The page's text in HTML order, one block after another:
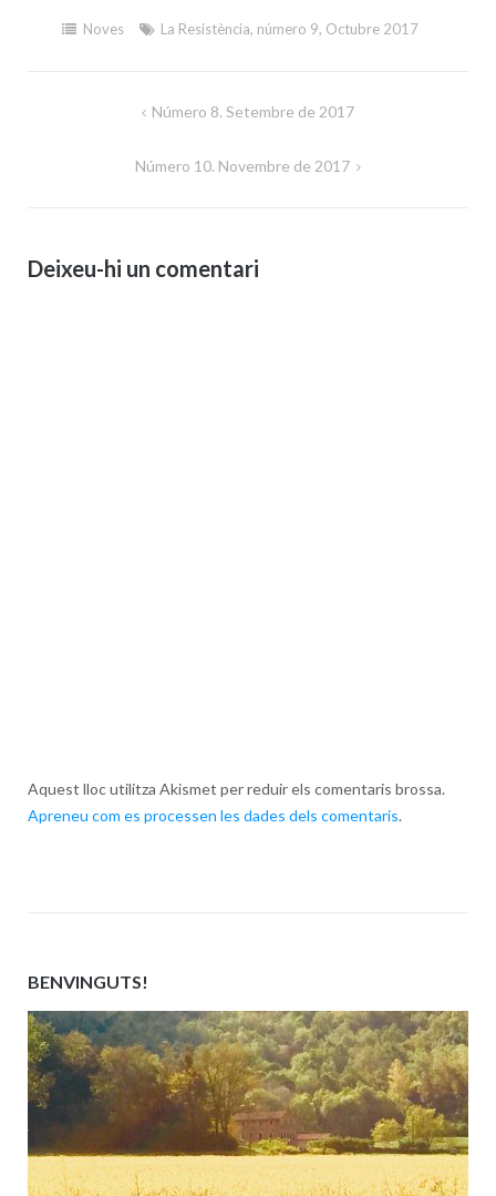
Noves La Resistència, número 9, Octubre 2017
Navegació Número 8. Setembre de 2017
Número 10. Novembre de 2017
Deixeu-hi un comentari
Aquest lloc utilitza Akismet per reduir els comentaris brossa.
Apreneu com es processen les dades dels comentaris.
BENVINGUTS!